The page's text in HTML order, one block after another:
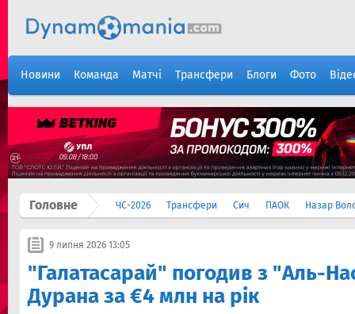
Новини Команда Матчі Трансфери Блоги Фото
Головне ЧС-2026 Трансфери Сич ПАОК Назар
9 липня 2026 13:05
"Галатасарай" погодив з "Аль-
Дурана за €4 млн на рік